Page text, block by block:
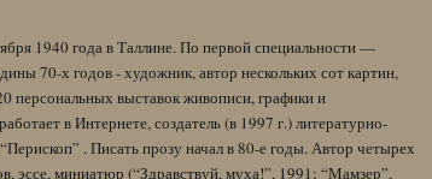
1940 года в Таллине. По первой специальности —
70-х годов - художник, автор нескольких сот картин,
персональных выставок живописи, графики и
в Интернете, создатель (в 1997 г.) литературно-
. Писать прозу начал в 80-е годы. Автор четырех
эссе, миниатюр (“Здравствуй, муха!”, 1991; “Мамзер”,